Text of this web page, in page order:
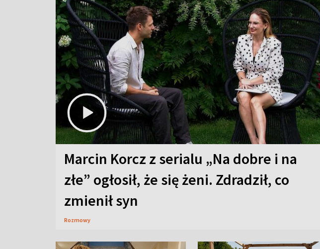
Marcin Korcz z serialu „Na dobre i na
złe” ogłosił, że się żeni. Zdradził, co
zmienił syn
Rozmowy